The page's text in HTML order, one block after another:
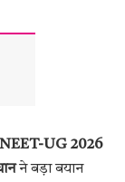
NEET-UG 2026
ने बड़ा बयान